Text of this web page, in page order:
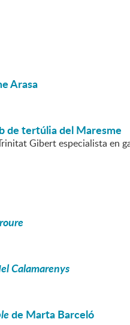
Arasa
de tertúlia del Maresme
Gibert especialista en
Calamarenys
de Marta Barceló